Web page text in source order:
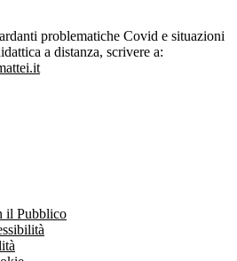
problematiche Covid e situazioni
a distanza, scrivere a:
il Pubblico